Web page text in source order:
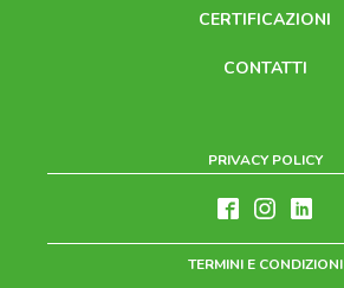
CERTIFICAZIONI
CONTATTI
PRIVACY POLICY
TERMINI E CONDIZIONI